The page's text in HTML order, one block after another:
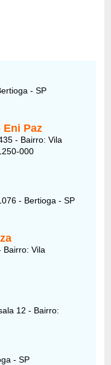
- SP
Paz
- Bairro: Vila
000
- Bertioga - SP
Bairro: Vila
12 - Bairro:
- SP